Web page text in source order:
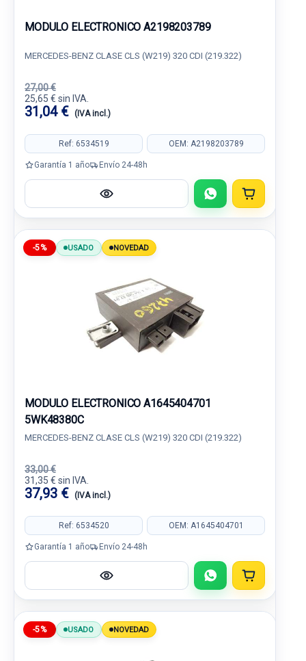
MODULO ELECTRONICO A2198203789
MERCEDES-BENZ CLASE CLS (W219) 320 CDI (219.322)
27,00 €
25,65 € sin IVA.
31,04 € (IVA incl.)
Ref: 6534519 OEM: A2198203789
Garantía 1 año Envío 24-48h
-5% USADO NOVEDAD
MODULO ELECTRONICO A1645404701
5WK48380C
MERCEDES-BENZ CLASE CLS (W219) 320 CDI (219.322)
33,00 €
31,35 € sin IVA.
37,93 € (IVA incl.)
Ref: 6534520 OEM: A1645404701
Garantía 1 año Envío 24-48h
-5% USADO NOVEDAD